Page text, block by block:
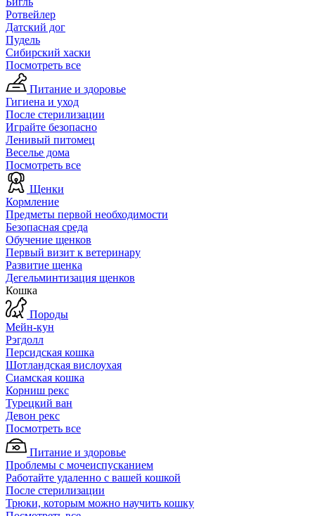
Ротвейлер
Датский дог
Пудель
Сибирский хаски
Посмотреть все
Питание и здоровье
Гигиена и уход
После стерилизации
Играйте безопасно
Ленивый питомец
Веселье дома
Посмотреть все
Щенки
Кормление
Предметы первой необходимости
Безопасная среда
Обучение щенков
Первый визит к ветеринару
Развитие щенка
Дегельминтизация щенков
Кошка
Породы
Мейн-кун
Рэгдолл
Персидская кошка
Шотландская вислоухая
Сиамская кошка
Корниш рекс
Турецкий ван
Девон рекс
Посмотреть все
Питание и здоровье
Проблемы с мочеиспусканием
Работайте удаленно с вашей кошкой
После стерилизации
Трюки, которым можно научить кошку